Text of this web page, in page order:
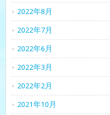
2022年8月
2022年7月
2022年6月
2022年3月
2022年2月
2021年10月